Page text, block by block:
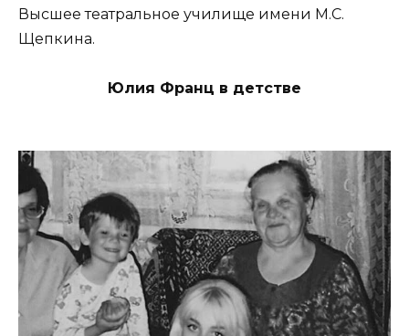
Высшее театральное училище имени М.С.
Щепкина.
Юлия Франц в детстве